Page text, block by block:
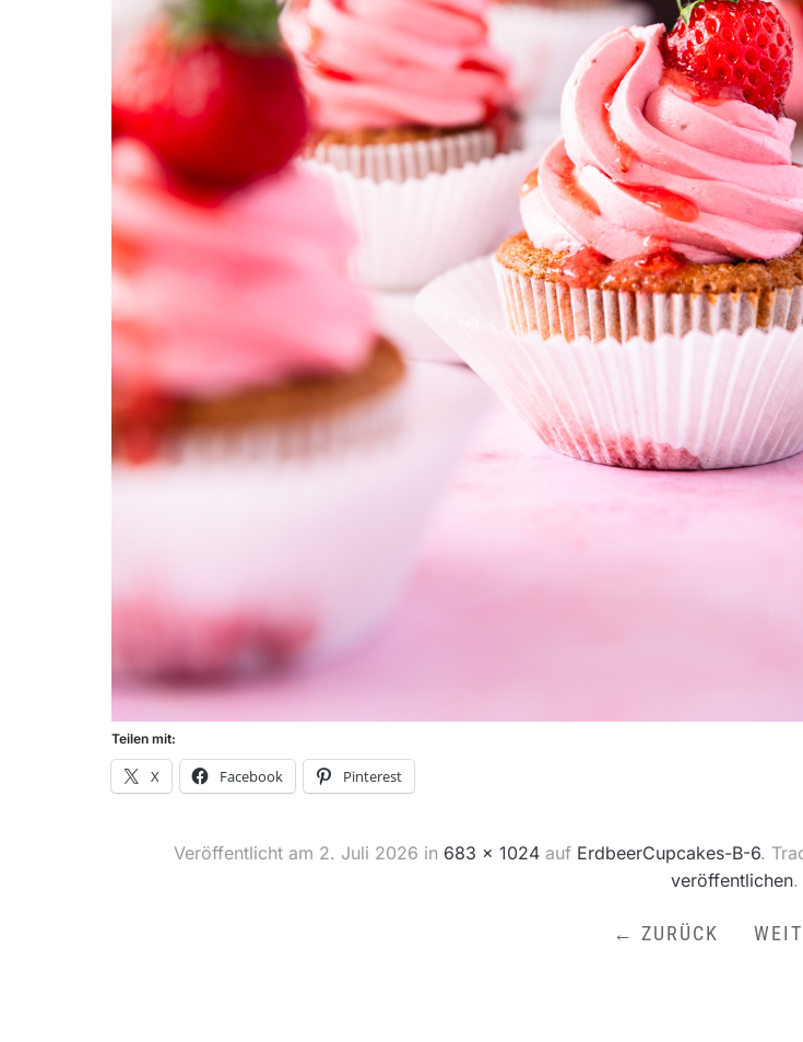
Teilen mit:
X Facebook Pinterest
Veröffentlicht am 2. Juli 2026 in 683 × 1024 auf ErdbeerCupcakes-B-6.
veröffentlichen.
← ZURÜCK